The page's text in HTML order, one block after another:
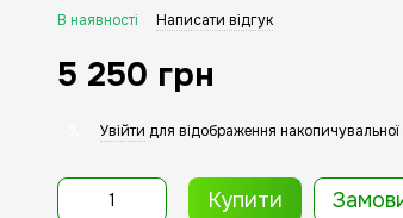
В наявності Написати відгук
5 250 грн
Увійти для відображення
Купити